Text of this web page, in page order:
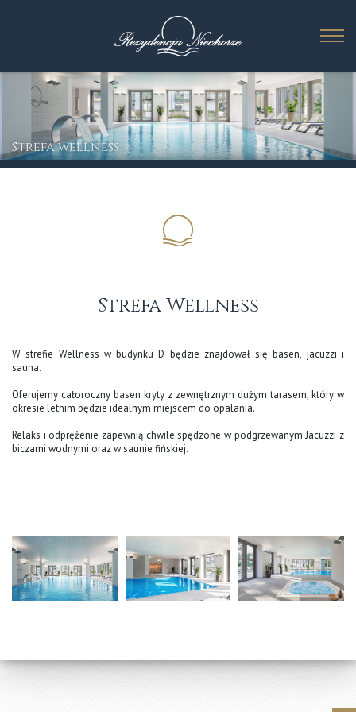
Strefa wellness
Strefa Wellness
W strefie Wellness w budynku D będzie znajdował się basen, jacuzzi i
sauna.
Oferujemy całoroczny basen kryty z zewnętrznym dużym tarasem, który w
okresie letnim będzie idealnym miejscem do opalania.
Relaks i odprężenie zapewnią chwile spędzone w podgrzewanym Jacuzzi z
biczami wodnymi oraz w saunie fińskiej.